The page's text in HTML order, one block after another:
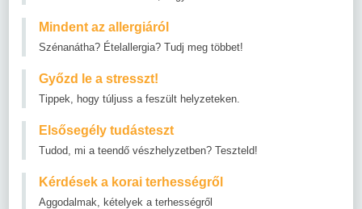
Mindent az allergiáról
Szénanátha? Ételallergia? Tudj meg többet!
Győzd le a stresszt!
Tippek, hogy túljuss a feszült helyzeteken.
Elsősegély tudásteszt
Tudod, mi a teendő vészhelyzetben? Teszteld!
Kérdések a korai terhességről
Aggodalmak, kételyek a terhességről